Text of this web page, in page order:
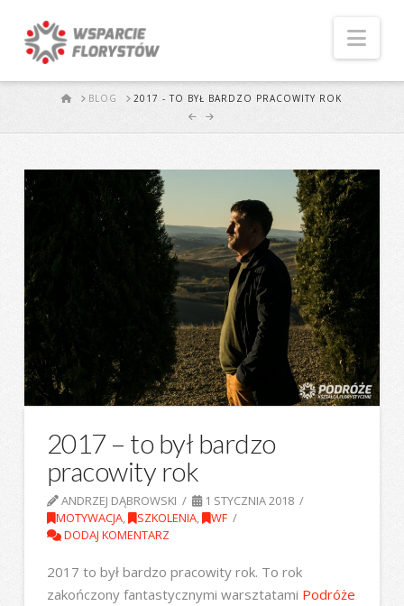
STARTBLOG 2017 - TO BYŁ BARDZO PRACOWITY ROK
2017 – to był bardzo
pracowity rok
ANDRZEJ DĄBROWSKI
1 STYCZNIA 2018
MOTYWACJA, SZKOLENIA,
WF
DODAJ KOMENTARZ
2017 to był bardzo pracowity rok. To rok
zakończony fantastycznymi warsztatami Podróże